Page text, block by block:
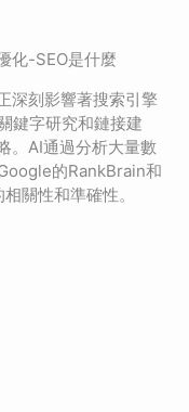
化-SEO是什麼
深刻影響著搜索引擎
鍵字研究和鏈接建
。AI通過分析大量數
的RankBrain和
關性和準確性。